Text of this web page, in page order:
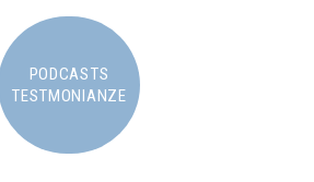
PODCASTS
TESTMONIANZE